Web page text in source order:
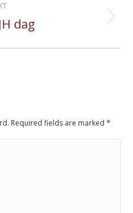
Nextdag
Required fields are marked *